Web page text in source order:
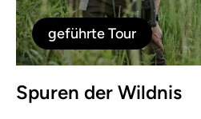
geführte Tour
Spuren der Wildnis